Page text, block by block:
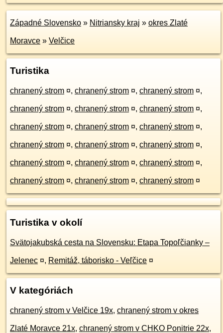
Západné Slovensko » Nitriansky kraj » okres Zlaté
Moravce » Velčice
Turistika
chranený strom ¤, chranený strom ¤, chranený strom ¤,
chranený strom ¤, chranený strom ¤, chranený strom ¤,
chranený strom ¤, chranený strom ¤, chranený strom ¤,
chranený strom ¤, chranený strom ¤, chranený strom ¤,
chranený strom ¤, chranený strom ¤, chranený strom ¤,
chranený strom ¤, chranený strom ¤, chranený strom ¤
Turistika v okolí
Svätojakubská cesta na Slovensku: Etapa Topoľčianky –
Jelenec ¤, Remitáž, táborisko - Veľčice ¤
V kategóriách
chranený strom v Velčice 19x, chranený strom v okres
Zlaté Moravce 21x, chranený strom v CHKO Ponitrie 22x,